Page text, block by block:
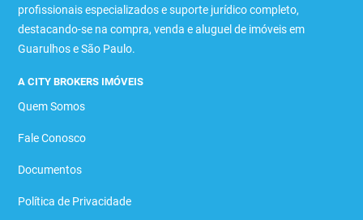
profissionais especializados e suporte jurídico completo,
destacando-se na compra, venda e aluguel de imóveis em
Guarulhos e São Paulo.
A CITY BROKERS IMÓVEIS
Quem Somos
Fale Conosco
Documentos
Política de Privacidade